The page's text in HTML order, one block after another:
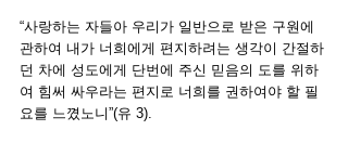
“사랑하는 자들아 우리가 일반으로 받은 구원에
관하여 내가 너희에게 편지하려는 생각이 간절하
던 차에 성도에게 단번에 주신 믿음의 도를 위하
여 힘써 싸우라는 편지로 너희를 권하여야 할 필
요를 느꼈노니”(유 3).